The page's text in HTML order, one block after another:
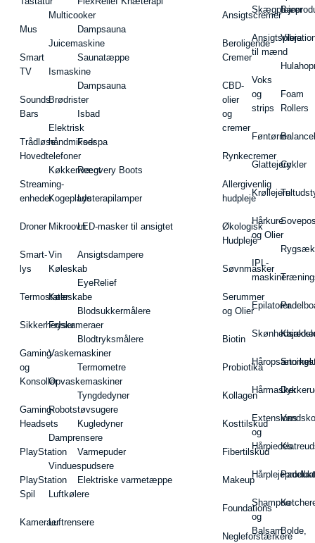
Mus
Smart
TV
Sounds
Bars
Trådløse
Hovedtelefoner
Streaming-
enheder
Droner
Smart-
lys
Termostater
Sikkerhedskameraer
Gaming
og
Konsoller
Gaming-
Headsets
PlayStation
PlayStation
Spil
Kameraer
Multicooker
Juicemaskine
Ismaskine
Brødrister
Elektrisk
håndmikser
Køkkenvægt
Kogeplade
Mikroovn
Vin
Køleskab
Køleskabe
Fryser
Vaskemaskiner
Opvaskemaskiner
Robotstøvsugere
Damprensere
Vinduespudsere
Luftkølere
Luftrensere
Dampsauna
Saunatæppe
Dampsauna
Isbad
Fodspa
Recovery Boots
Lysterapilamper
LED-masker til ansigtet
Ansigtsdampere
EyeRelief
Blodsukkermålere
Blodtryksmålere
Termometre
Tyngdedyner
Kugledyner
Varmepuder
Elektriske varmetæppe
Ansigtscremer
Beroligende
Cremer
CBD-
olier
og
cremer
Rynkecremer
Allergivenlig
hudpleje
Økologisk
Hudpleje
Søvnmasker
Serummer
og Olier
Biotin
Probiotika
Kollagen
Kosttilskud
Fibertilskud
Makeup
Foundations
Negleforstærkere
Ansigtspleje
til mænd
Voks
og
strips
Føntørrer
Glattejern
Krøllejern
Hårkure
og Olier
IPL-
maskiner
Epilatorer
Hårmasker
Extensions
og
Hårpieces
Shampoo
og
Balsam
Barer
Foam
Rollers
Cykler
Vandsko
Bolde,